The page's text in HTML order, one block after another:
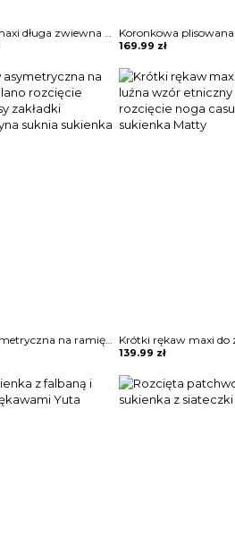
Sukienka suknia maxi długa zwiewna stylowa wieczorowa wiązana w pasie wakacyjna dekolt głęboki V klasyczna szeroki długi rękaw modna cięcie z boku na nodze 0 Larita
169.99 zł
Bez rękawów asymetryczna na ramię midi za kolano rozcięcie marszczenie plisy zakładki wieczorowa satyna suknia sukienka Ismihan
139.99 zł